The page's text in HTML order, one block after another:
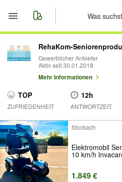
Start
Merkliste
Nachrichten
RehaKom-
Gewerblicher Anbieter
Aktiv seit 30.01.2018
Mehr Informationen
TOP
ZUFRIEDENHEIT
12h
ANTWORTZEIT
Stockach
Elektromobil
10 km/h
1.849 €